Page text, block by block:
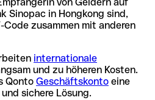
von Geldern auf
Sinopac in Hongkong sind,
Code zusammen mit anderen
internationale
und zu höheren Kosten.
Qonto Geschäftskonto eine
sichere Lösung.